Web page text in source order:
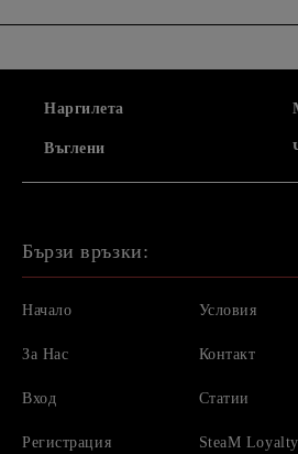
Наргилета
Въглени
Бързи връзки:
Начало
За Нас
Вход
Регистрация
Условия
Контакт
Статии
SteaM